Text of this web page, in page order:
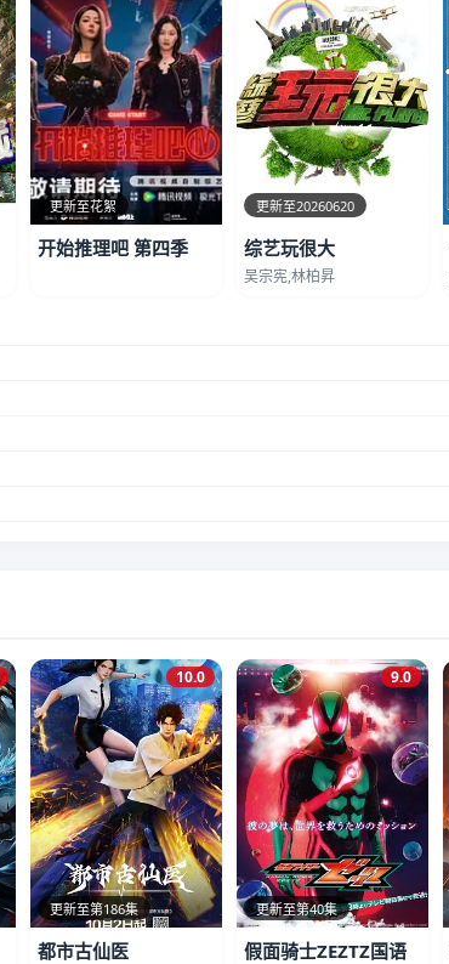
更新至花絮
开始推理吧 第四季
更新至20260620
综艺玩很大
吴宗宪,林柏昇
更新至第186集
10.0
都市古仙医
更新至第40集
9.0
假面骑士ZEZTZ国语